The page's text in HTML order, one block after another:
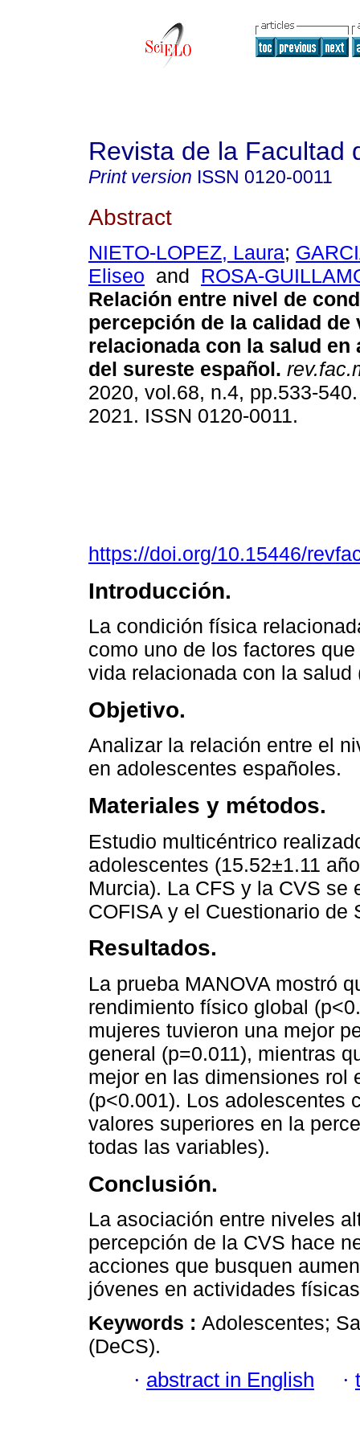
Revista de la Facultad
Print version ISSN 0120-0011
Abstract
NIETO-LOPEZ, Laura;
Eliseo and ROSA-
Relación entre nivel de
percepción de la calidad de
relacionada con la salud en
del sureste español.
2020, vol.68, n.4, pp.533-
2021. ISSN 0120-0011.
https://doi.org/10.15446/
Introducción.
La condición física
como uno de los factores
vida relacionada con la salud
Objetivo.
Analizar la relación entre el
en adolescentes españoles.
Materiales y métodos.
Estudio multicéntrico
adolescentes (15.52±1.11
Murcia). La CFS y la CVS se
COFISA y el Cuestionario de
Resultados.
La prueba MANOVA mostró
rendimiento físico global
mujeres tuvieron una mejor
general (p=0.011), mientras
mejor en las dimensiones rol
(p<0.001). Los adolescentes
valores superiores en la
todas las variables).
Conclusión.
La asociación entre niveles
percepción de la CVS hace
acciones que busquen
jóvenes en actividades
Keywords : Adolescentes;
(DeCS).
· abstract in English ·